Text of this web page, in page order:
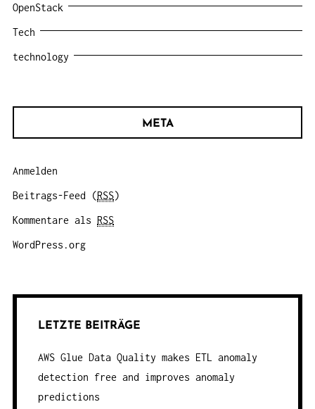
OpenStack
Tech
technology
META
Anmelden
Beitrags-Feed (RSS)
Kommentare als RSS
WordPress.org
LETZTE BEITRÄGE
AWS Glue Data Quality makes ETL anomaly
detection free and improves anomaly
predictions